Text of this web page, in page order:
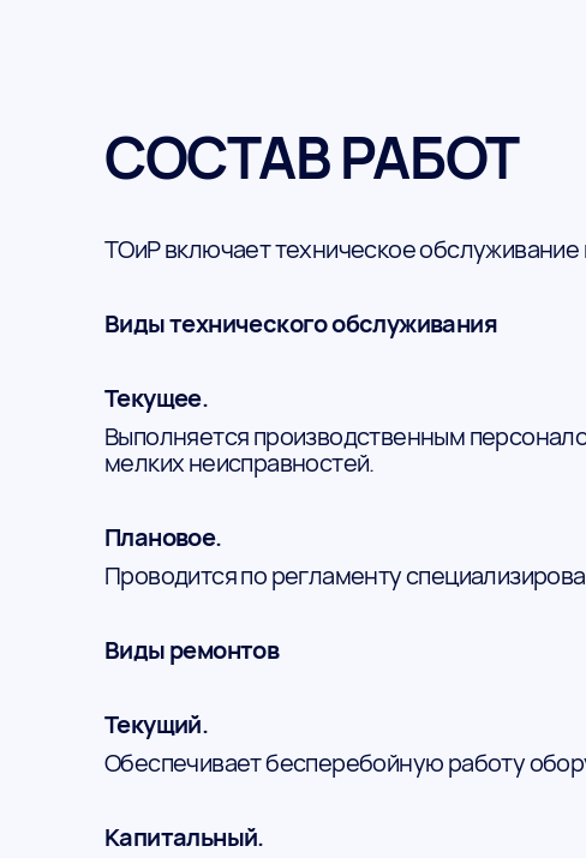
СОСТАВ РАБОТ
ТОиР включает техническое
Виды технического обслуживания
Текущее.
Выполняется производственным
мелких неисправностей.
Плановое.
Проводится по регламенту
Виды ремонтов
Текущий.
Обеспечивает бесперебойную работу
Капитальный.